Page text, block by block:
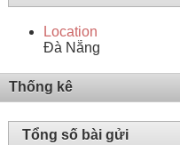
Location
Đà Nẵng
Thống kê
Tổng số bài gửi